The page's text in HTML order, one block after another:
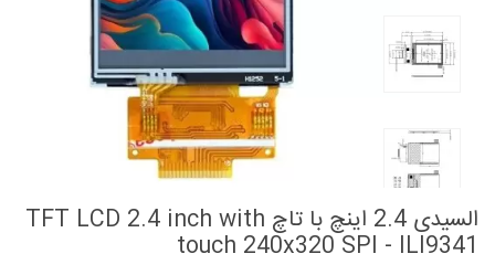
السیدی 2.4 اینچ با تاچ TFT LCD 2.4 inch with
touch 240x320 SPI - ILI9341